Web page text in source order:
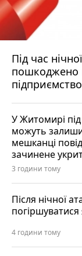
Під час
пошкоджено
У Житомирі
можуть
мешканці
зачинене
3 години тому
Після нічної
погіршуватися
4 години тому